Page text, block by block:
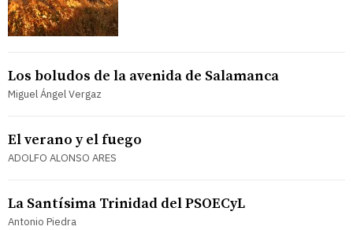
Los boludos de la avenida de Salamanca
Miguel Ángel Vergaz
El verano y el fuego
ADOLFO ALONSO ARES
La Santísima Trinidad del PSOECyL
Antonio Piedra